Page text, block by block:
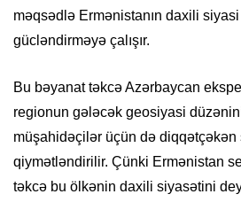
məqsədlə Ermənistanın daxili
gücləndirməyə çalışır.
Bu bəyanat təkcə Azərbaycan
regionun gələcək geosiyasi
müşahidəçilər üçün də diqqətçəkən
qiymətləndirilir. Çünki Ermənistan
təkcə bu ölkənin daxili siyasətini